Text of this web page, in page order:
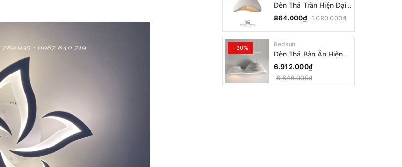
Đèn Thả Trần Hiện Đại
Phong Cách Nhật Bản
Wabi-sabi CDT-T036
Dáng A
864.000₫ 1.080.000₫
- 20% Redsun
Đèn Thả Bàn Ăn Hiện
Đại Bậc Thang Đôi
Phong Cách Nhật Bản
Wabi-sabi DC-T078A
6.912.000₫
8.640.000₫